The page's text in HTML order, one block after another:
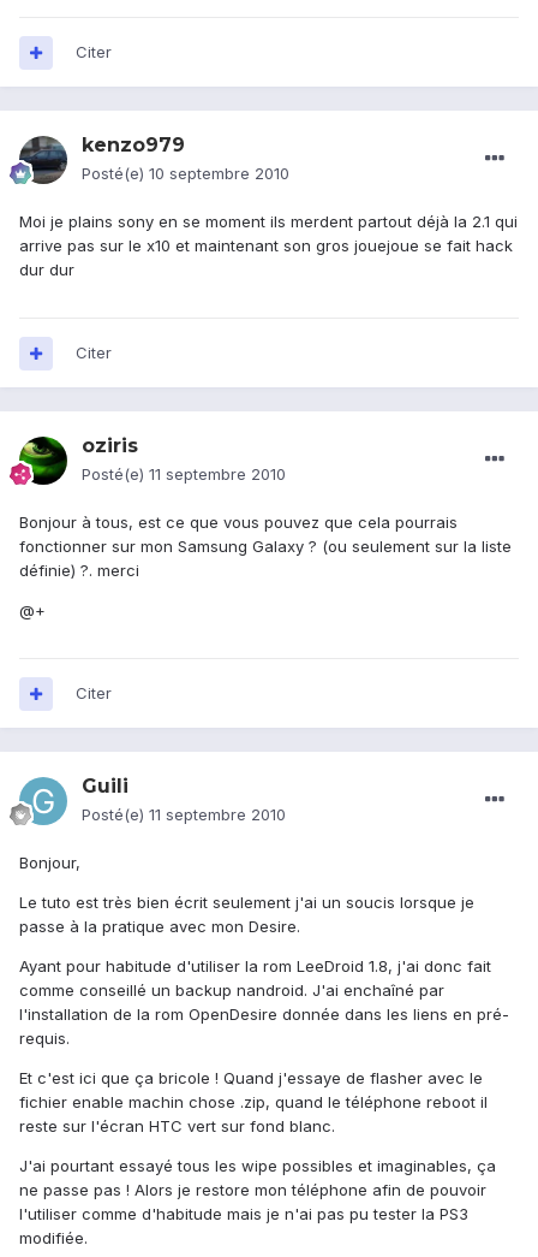
Citer
kenzo979
Posté(e) 10 septembre 2010
Moi je plains sony en se moment ils merdent partout déjà la 2.1 qui
arrive pas sur le x10 et maintenant son gros jouejoue se fait hack
dur dur
Citer
oziris
Posté(e) 11 septembre 2010
Bonjour à tous, est ce que vous pouvez que cela pourrais
fonctionner sur mon Samsung Galaxy ? (ou seulement sur la liste
définie) ?. merci
@+
Citer
Guili
Posté(e) 11 septembre 2010
Bonjour,
Le tuto est très bien écrit seulement j'ai un soucis lorsque je
passe à la pratique avec mon Desire.
Ayant pour habitude d'utiliser la rom LeeDroid 1.8, j'ai donc fait
comme conseillé un backup nandroid. J'ai enchaîné par
l'installation de la rom OpenDesire donnée dans les liens en pré-
requis.
Et c'est ici que ça bricole ! Quand j'essaye de flasher avec le
fichier enable machin chose .zip, quand le téléphone reboot il
reste sur l'écran HTC vert sur fond blanc.
J'ai pourtant essayé tous les wipe possibles et imaginables, ça
ne passe pas ! Alors je restore mon téléphone afin de pouvoir
l'utiliser comme d'habitude mais je n'ai pas pu tester la PS3
modifiée.